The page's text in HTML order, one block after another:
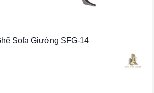
Sofa Giường SFG-14